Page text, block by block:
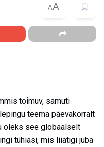
AA
toimuv, samuti
teema päevakorralt
oleks see globaalselt
tühiasi, mis liiatigi juba